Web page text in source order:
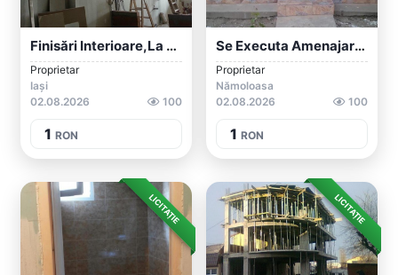
Finisări Interioare,la Preturi Economice...
Proprietar
Iași
02.08.2026
100
1 RON
Se Executa Amenajari Exterior-Interior
Proprietar
Nămoloasa
02.08.2026
100
1 RON
LICITAȚIE LICITAȚIE